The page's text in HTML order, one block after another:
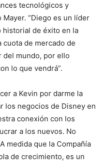
tecnológicos y
Mayer. “Diego es un líder
historial de éxito en la
de mercado de
mundo, por ello
lo que vendrá”.
a Kevin por darme la
los negocios de Disney en
conexión con los
a los nuevos. No
medida que la Compañía
de crecimiento, es un